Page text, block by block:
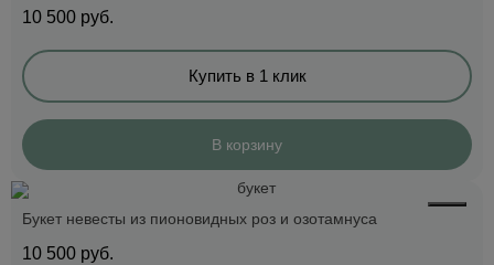
10 500 руб.
Купить в 1 клик
В корзину
Букет невесты из пионовидных роз и озотамнуса
10 500 руб.